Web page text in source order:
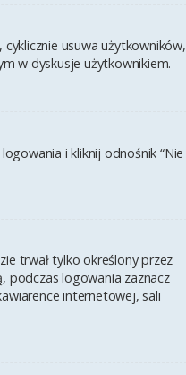
usuwa użytkowników,
w dyskusje użytkownikiem.
i kliknij odnośnik “Nie
trwał tylko określony przez
podczas logowania zaznacz
internetowej, sali